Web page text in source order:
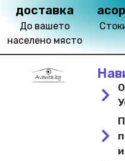
доставка
До вашето
населено място